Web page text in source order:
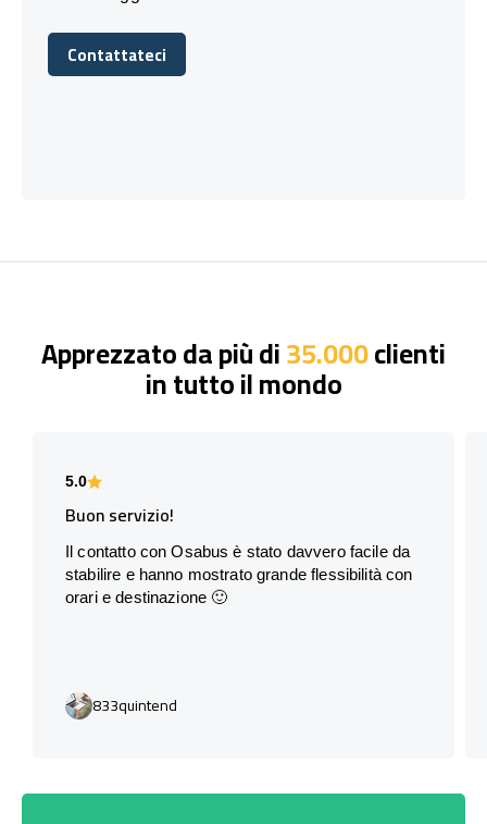
Contattateci
Contattateci
Apprezzato da più di35.000clienti
in tutto il mondo
5.0
Buon servizio!
Il contatto con Osabus è stato davvero facile da
stabilire e hanno mostrato grande flessibilità con
orari e destinazione 🙂
833quintend